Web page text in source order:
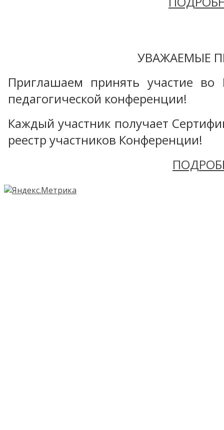
УВАЖАЕМЫЕ
Приглашаем принять участие во
педагогической конференции!
Каждый участник получает
реестр участников Конференции!